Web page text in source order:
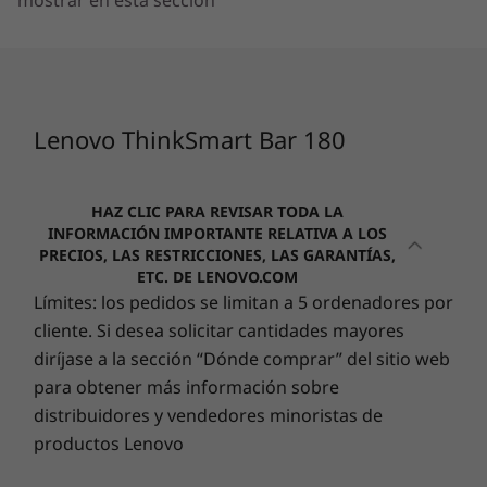
Audio avanzado con eficiencia de IA
Con la ThinkSmart Bar 180 podrás disfrutar de
un sonido natural, fuerte, nítido y claro. Su
función de altavoz inteligente con IA puede
detectar con precisión hasta diez voces en una
Puertos/Ranuras
Alimentación CA
Conector de audio
USB-C (admite 2.0 y 3.0)
Ethernet (RJ45)
Inalámbrico
Bluetooth® 5.0
Specifications may vary depending upon region / model.
Conector de audio
-Ethernet (RJ45)
Lenovo ThinkSmart Bar 180
HAZ CLIC PARA REVISAR TODA LA
INFORMACIÓN IMPORTANTE RELATIVA A LOS
PRECIOS, LAS RESTRICCIONES, LAS GARANTÍAS,
ETC. DE LENOVO.COM
Límites: los pedidos se limitan a 5 ordenadores por
cliente. Si desea solicitar cantidades mayores
diríjase a la sección “Dónde comprar” del sitio web
para obtener más información sobre
distribuidores y vendedores minoristas de
productos Lenovo